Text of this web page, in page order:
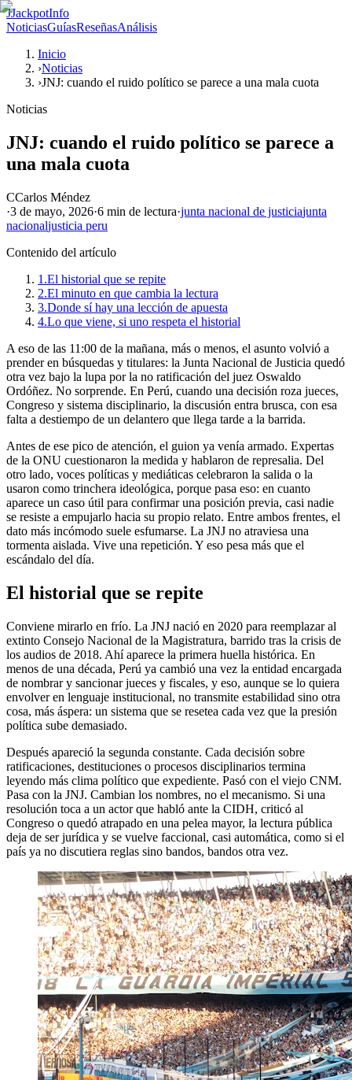
JJackpotInfo
NoticiasGuíasReseñasAnálisis
Inicio
›Noticias
›JNJ: cuando el ruido político se parece a una mala cuota
Noticias
JNJ: cuando el ruido político se parece a
una mala cuota
CCarlos Méndez
·3 de mayo, 2026·6 min de lectura·junta nacional de justiciajunta
nacionaljusticia peru
Contenido del artículo
1.El historial que se repite
2.El minuto en que cambia la lectura
3.Donde sí hay una lección de apuesta
4.Lo que viene, si uno respeta el historial
A eso de las 11:00 de la mañana, más o menos, el asunto volvió a
prender en búsquedas y titulares: la Junta Nacional de Justicia quedó
otra vez bajo la lupa por la no ratificación del juez Oswaldo
Ordóñez. No sorprende. En Perú, cuando una decisión roza jueces,
Congreso y sistema disciplinario, la discusión entra brusca, con esa
falta a destiempo de un delantero que llega tarde a la barrida.
Antes de ese pico de atención, el guion ya venía armado. Expertas
de la ONU cuestionaron la medida y hablaron de represalia. Del
otro lado, voces políticas y mediáticas celebraron la salida o la
usaron como trinchera ideológica, porque pasa eso: en cuanto
aparece un caso útil para confirmar una posición previa, casi nadie
se resiste a empujarlo hacia su propio relato. Entre ambos frentes, el
dato más incómodo suele esfumarse. La JNJ no atraviesa una
tormenta aislada. Vive una repetición. Y eso pesa más que el
escándalo del día.
El historial que se repite
Conviene mirarlo en frío. La JNJ nació en 2020 para reemplazar al
extinto Consejo Nacional de la Magistratura, barrido tras la crisis de
los audios de 2018. Ahí aparece la primera huella histórica. En
menos de una década, Perú ya cambió una vez la entidad encargada
de nombrar y sancionar jueces y fiscales, y eso, aunque se lo quiera
envolver en lenguaje institucional, no transmite estabilidad sino otra
cosa, más áspera: un sistema que se resetea cada vez que la presión
política sube demasiado.
Después apareció la segunda constante. Cada decisión sobre
ratificaciones, destituciones o procesos disciplinarios termina
leyendo más clima político que expediente. Pasó con el viejo CNM.
Pasa con la JNJ. Cambian los nombres, no el mecanismo. Si una
resolución toca a un actor que habló ante la CIDH, criticó al
Congreso o quedó atrapado en una pelea mayor, la lectura pública
deja de ser jurídica y se vuelve faccional, casi automática, como si el
país ya no discutiera reglas sino bandos, bandos otra vez.